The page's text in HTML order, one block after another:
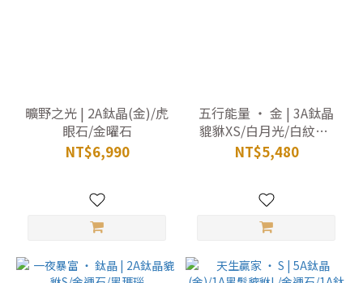
曠野之光 | 2A鈦晶(金)/虎
眼石/金曜石
NT$6,990
五行能量 ‧ 金 | 3A鈦晶
貔貅XS/白月光/白紋石/
拉長石/白水晶
NT$5,480